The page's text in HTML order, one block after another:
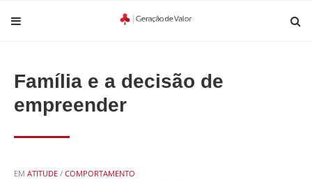
Família e a decisão de
empreender
EM POSTED
ATITUDE / COMPORTAMENTO